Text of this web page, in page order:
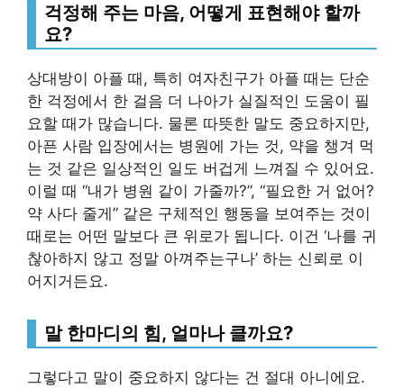
걱정해 주는 마음, 어떻게 표현해야 할까
요?
상대방이 아플 때, 특히 여자친구가 아플 때는 단순
한 걱정에서 한 걸음 더 나아가 실질적인 도움이 필
요할 때가 많습니다. 물론 따뜻한 말도 중요하지만,
아픈 사람 입장에서는 병원에 가는 것, 약을 챙겨 먹
는 것 같은 일상적인 일도 버겁게 느껴질 수 있어요.
이럴 때 “내가 병원 같이 가줄까?”, “필요한 거 없어?
약 사다 줄게” 같은 구체적인 행동을 보여주는 것이
때로는 어떤 말보다 큰 위로가 됩니다. 이건 ‘나를 귀
찮아하지 않고 정말 아껴주는구나’ 하는 신뢰로 이
어지거든요.
말 한마디의 힘, 얼마나 클까요?
그렇다고 말이 중요하지 않다는 건 절대 아니에요.